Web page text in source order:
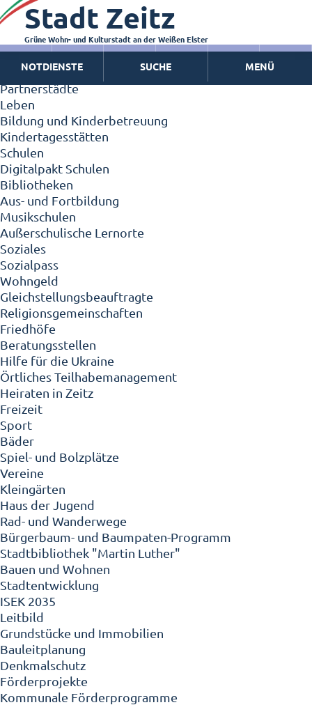
Zeitz - Die Kleinstadt
Willkommen in Zeitz!
Interview mit Oberbürgermeister Christian Thieme
Zeitz - Stadt der Zukunft
Ortschaften
Partnerstädte
Leben
Bildung und Kinderbetreuung
Kindertagesstätten
Schulen
Digitalpakt Schulen
Bibliotheken
Aus- und Fortbildung
Musikschulen
Außerschulische Lernorte
Soziales
Sozialpass
Wohngeld
Gleichstellungsbeauftragte
Religionsgemeinschaften
Friedhöfe
Beratungsstellen
Hilfe für die Ukraine
Örtliches Teilhabemanagement
Heiraten in Zeitz
Freizeit
Sport
Bäder
Spiel- und Bolzplätze
Vereine
Kleingärten
Haus der Jugend
Rad- und Wanderwege
Bürgerbaum- und Baumpaten-Programm
Stadtbibliothek "Martin Luther"
Bauen und Wohnen
Stadtentwicklung
ISEK 2035
Leitbild
Grundstücke und Immobilien
Bauleitplanung
Denkmalschutz
Förderprojekte
Kommunale Förderprogramme
Stadt Zeitz
Grüne Wohn- und Kulturstadt an der Weißen Elster
NOTDIENSTE SUCHE MENÜ